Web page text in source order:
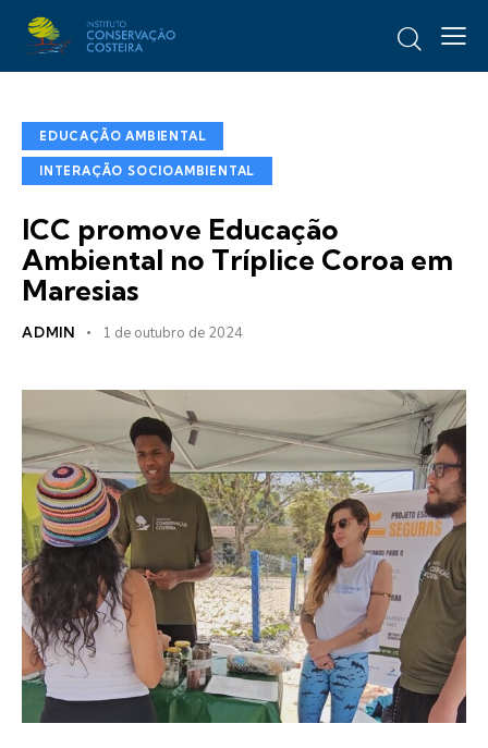
EDUCAÇÃO AMBIENTAL
INTERAÇÃO SOCIOAMBIENTAL
ICC promove Educação
Ambiental no Tríplice Coroa em
Maresias
ADMIN 1 de outubro de 2024